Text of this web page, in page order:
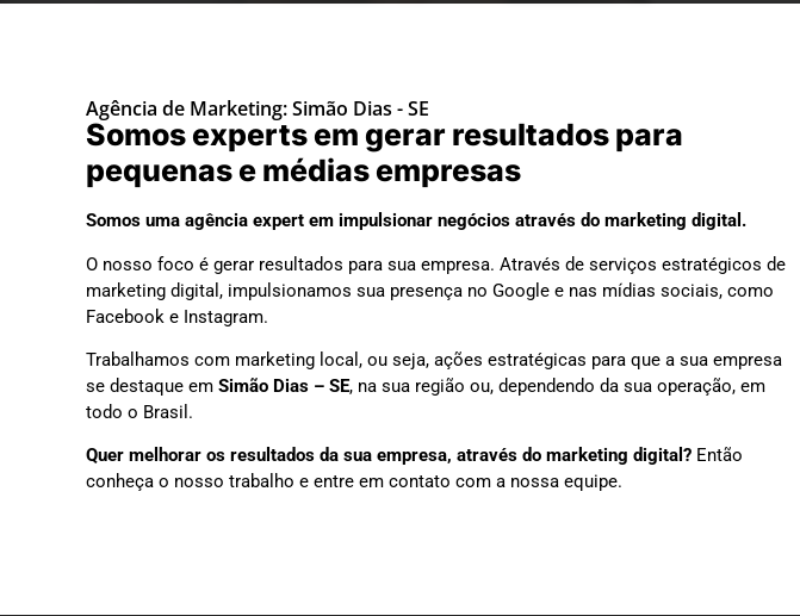
Agência de Marketing: Simão Dias - SE
Somos experts em gerar resultados para
pequenas e médias empresas
Somos uma agência expert em impulsionar negócios através do marketing digital.
O nosso foco é gerar resultados para sua empresa. Através de serviços estratégicos de
marketing digital, impulsionamos sua presença no Google e nas mídias sociais, como
Facebook e Instagram.
Trabalhamos com marketing local, ou seja, ações estratégicas para que a sua empresa
se destaque em Simão Dias – SE, na sua região ou, dependendo da sua operação, em
todo o Brasil.
Quer melhorar os resultados da sua empresa, através do marketing digital? Então
conheça o nosso trabalho e entre em contato com a nossa equipe.